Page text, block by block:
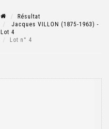
Résultat
Jacques VILLON (1875-1963) -
Lot 4
Lot n° 4